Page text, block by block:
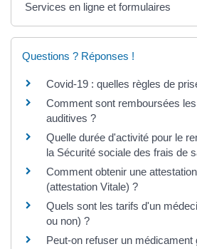
Services en ligne et formulaires
Questions ? Réponses !
Covid-19 : quelles règles de
Comment sont remboursées
auditives ?
Quelle durée d'activité pour le
la Sécurité sociale des frais de
Comment obtenir une
(attestation Vitale) ?
Quels sont les tarifs d'un
ou non) ?
Peut-on refuser un médicament